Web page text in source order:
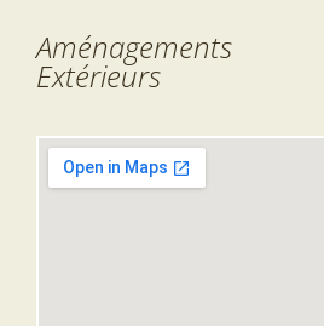
Aménagements
Extérieurs